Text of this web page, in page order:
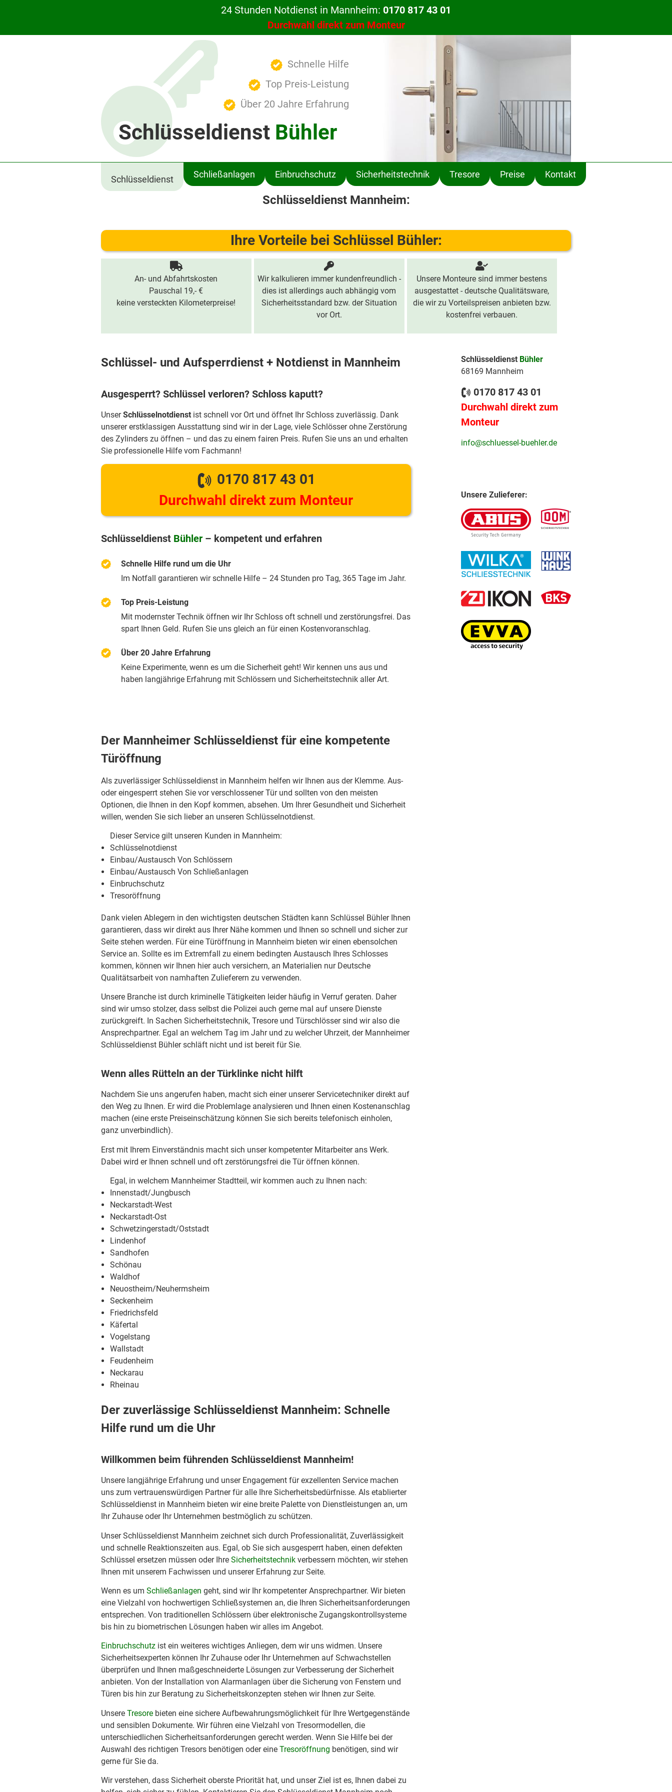
24 Stunden Notdienst in Mannheim: 0170 817 43 01
Durchwahl direkt zum Monteur
Schnelle Hilfe
Top Preis-Leistung
Über 20 Jahre Erfahrung
Schlüsseldienst Bühler
Schlüsseldienst Schließanlagen Einbruchschutz Sicherheitstechnik Tresore Preise Kontakt
Schlüsseldienst Mannheim:
Ihre Vorteile bei Schlüssel Bühler:
An- und Abfahrtskosten
Pauschal 19,- €
keine versteckten Kilometerpreise!
Wir kalkulieren immer kundenfreundlich -
dies ist allerdings auch abhängig vom
Sicherheitsstandard bzw. der Situation
vor Ort.
Unsere Monteure sind immer bestens
ausgestattet - deutsche Qualitätsware,
die wir zu Vorteilspreisen anbieten bzw.
kostenfrei verbauen.
Schlüssel- und Aufsperrdienst + Notdienst in Mannheim
Ausgesperrt? Schlüssel verloren? Schloss kaputt?
UnserSchlüsselnotdienst ist schnell vor Ort und öffnet Ihr Schloss zuverlässig. Dank
unserer erstklassigen Ausstattung sind wir in der Lage, viele Schlösser ohne Zerstörung
des Zylinders zu öffnen – und das zu einem fairen Preis. Rufen Sie uns an und erhalten
Sie professionelle Hilfe vom Fachmann!
0170 817 43 01
Durchwahl direkt zum Monteur
Schlüsseldienst Bühler – kompetent und erfahren
Schnelle Hilfe rund um die Uhr
Im Notfall garantieren wir schnelle Hilfe – 24 Stunden pro Tag, 365 Tage im Jahr.
Top Preis-Leistung
Mit modernster Technik öffnen wir Ihr Schloss oft schnell und zerstörungsfrei. Das
spart Ihnen Geld. Rufen Sie uns gleich an für einen Kostenvoranschlag.
Über 20 Jahre Erfahrung
Keine Experimente, wenn es um die Sicherheit geht! Wir kennen uns aus und
haben langjährige Erfahrung mit Schlössern und Sicherheitstechnik aller Art.
Der Mannheimer Schlüsseldienst für eine kompetente
Türöffnung
Als zuverlässiger Schlüsseldienst in Mannheim helfen wir Ihnen aus der Klemme. Aus-
oder eingesperrt stehen Sie vor verschlossener Tür und sollten von den meisten
Optionen, die Ihnen in den Kopf kommen, absehen. Um Ihrer Gesundheit und Sicherheit
willen, wenden Sie sich lieber an unseren Schlüsselnotdienst.
Dieser Service gilt unseren Kunden in Mannheim:
Schlüsselnotdienst
Einbau/Austausch Von Schlössern
Einbau/Austausch Von Schließanlagen
Einbruchschutz
Tresoröffnung
Dank vielen Ablegern in den wichtigsten deutschen Städten kann Schlüssel Bühler Ihnen
garantieren, dass wir direkt aus Ihrer Nähe kommen und Ihnen so schnell und sicher zur
Seite stehen werden. Für eine Türöffnung in Mannheim bieten wir einen ebensolchen
Service an. Sollte es im Extremfall zu einem bedingten Austausch Ihres Schlosses
kommen, können wir Ihnen hier auch versichern, an Materialien nur Deutsche
Qualitätsarbeit von namhaften Zulieferern zu verwenden.
Unsere Branche ist durch kriminelle Tätigkeiten leider häufig in Verruf geraten. Daher
sind wir umso stolzer, dass selbst die Polizei auch gerne mal auf unsere Dienste
zurückgreift. In Sachen Sicherheitstechnik, Tresore und Türschlösser sind wir also die
Ansprechpartner. Egal an welchem Tag im Jahr und zu welcher Uhrzeit, der Mannheimer
Schlüsseldienst Bühler schläft nicht und ist bereit für Sie.
Wenn alles Rütteln an der Türklinke nicht hilft
Nachdem Sie uns angerufen haben, macht sich einer unserer Servicetechniker direkt auf
den Weg zu Ihnen. Er wird die Problemlage analysieren und Ihnen einen Kostenanschlag
machen (eine erste Preiseinschätzung können Sie sich bereits telefonisch einholen,
ganz unverbindlich).
Erst mit Ihrem Einverständnis macht sich unser kompetenter Mitarbeiter ans Werk.
Dabei wird er Ihnen schnell und oft zerstörungsfrei die Tür öffnen können.
Egal, in welchem Mannheimer Stadtteil, wir kommen auch zu Ihnen nach:
Innenstadt/Jungbusch
Neckarstadt-West
Neckarstadt-Ost
Schwetzingerstadt/Oststadt
Lindenhof
Sandhofen
Schönau
Waldhof
Neuostheim/Neuhermsheim
Seckenheim
Friedrichsfeld
Käfertal
Vogelstang
Wallstadt
Feudenheim
Neckarau
Rheinau
Der zuverlässige Schlüsseldienst Mannheim: Schnelle
Hilfe rund um die Uhr
Willkommen beim führenden Schlüsseldienst Mannheim!
Unsere langjährige Erfahrung und unser Engagement für exzellenten Service machen
uns zum vertrauenswürdigen Partner für alle Ihre Sicherheitsbedürfnisse. Als etablierter
Schlüsseldienst in Mannheim bieten wir eine breite Palette von Dienstleistungen an, um
Ihr Zuhause oder Ihr Unternehmen bestmöglich zu schützen.
Unser Schlüsseldienst Mannheim zeichnet sich durch Professionalität, Zuverlässigkeit
und schnelle Reaktionszeiten aus. Egal, ob Sie sich ausgesperrt haben, einen defekten
Schlüssel ersetzen müssen oder Ihre Sicherheitstechnik verbessern möchten, wir stehen
Ihnen mit unserem Fachwissen und unserer Erfahrung zur Seite.
Wenn es um Schließanlagen geht, sind wir Ihr kompetenter Ansprechpartner. Wir bieten
eine Vielzahl von hochwertigen Schließsystemen an, die Ihren Sicherheitsanforderungen
entsprechen. Von traditionellen Schlössern über elektronische Zugangskontrollsysteme
bis hin zu biometrischen Lösungen haben wir alles im Angebot.
Einbruchschutz ist ein weiteres wichtiges Anliegen, dem wir uns widmen. Unsere
Sicherheitsexperten können Ihr Zuhause oder Ihr Unternehmen auf Schwachstellen
überprüfen und Ihnen maßgeschneiderte Lösungen zur Verbesserung der Sicherheit
anbieten. Von der Installation von Alarmanlagen über die Sicherung von Fenstern und
Türen bis hin zur Beratung zu Sicherheitskonzepten stehen wir Ihnen zur Seite.
Unsere Tresore bieten eine sichere Aufbewahrungsmöglichkeit für Ihre Wertgegenstände
und sensiblen Dokumente. Wir führen eine Vielzahl von Tresormodellen, die
unterschiedlichen Sicherheitsanforderungen gerecht werden. Wenn Sie Hilfe bei der
Auswahl des richtigen Tresors benötigen oder eine Tresoröffnung benötigen, sind wir
gerne für Sie da.
Wir verstehen, dass Sicherheit oberste Priorität hat, und unser Ziel ist es, Ihnen dabei zu
Schlüsseldienst Bühler
68169 Mannheim
0170 817 43 01
Durchwahl direkt zum
Monteur
info@schluessel-buehler.de
Unsere Zulieferer: